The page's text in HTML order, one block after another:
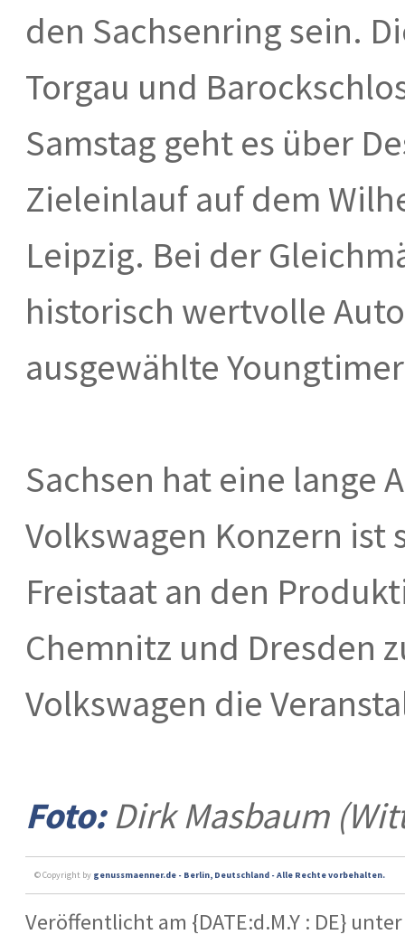
den Sachsenring sein.
Torgau und
Samstag geht es über
Zieleinlauf auf dem
Leipzig. Bei der
historisch wertvolle
ausgewählte
Sachsen hat eine
Volkswagen Konzern ist
Freistaat an den
Chemnitz und Dresden
Volkswagen die
Foto:Dirk Masbaum
© Copyright by genussmaenner.de - Berlin, Deutschland - Alle Rechte vorbehalten.
Veröffentlicht am {DATE:d.M.Y : DE}